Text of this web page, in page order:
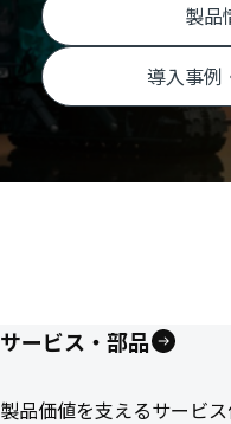
製品
導入事例
サービス・部品
製品価値を支えるサービ